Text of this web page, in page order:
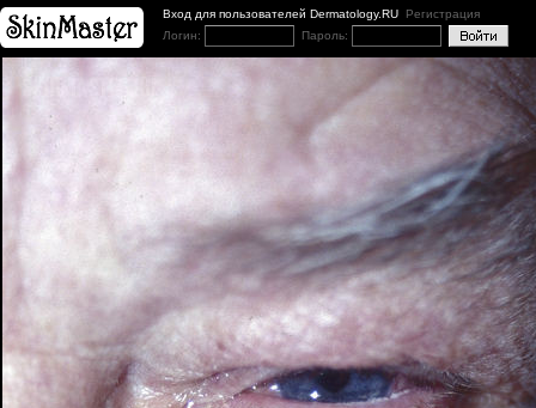
Вход для пользователей Dermatology.RU Регистрация
Логин:
Пароль: